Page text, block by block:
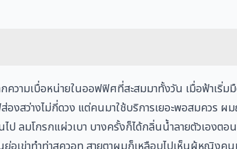
วามเบื่อหน่ายในออฟฟิศที่สะสมมาทั้งวัน เมื่อฟ้าเริ่
สว่างไม่กี่ดวง แต่คนมาใช้บริการเยอะพอสมควร ผ
ลมโกรกแผ่วเบา บางครั้งก็ได้กลิ่นน้ำลายตัวเองตอ